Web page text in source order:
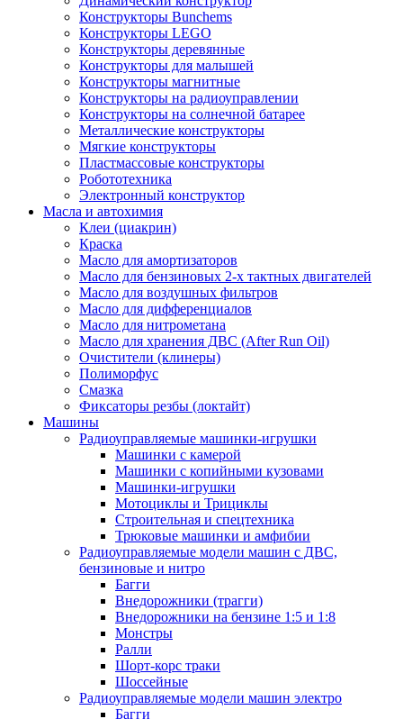
Конструкторы Bunchems
Конструкторы LEGO
Конструкторы деревянные
Конструкторы для малышей
Конструкторы магнитные
Конструкторы на радиоуправлении
Конструкторы на солнечной батарее
Металлические конструкторы
Мягкие конструкторы
Пластмассовые конструкторы
Робототехника
Электронный конструктор
Масла и автохимия
Клеи (циакрин)
Краска
Масло для амортизаторов
Масло для бензиновых 2-х тактных двигателей
Масло для воздушных фильтров
Масло для дифференциалов
Масло для нитрометана
Масло для хранения ДВС (After Run Oil)
Очистители (клинеры)
Полиморфус
Смазка
Фиксаторы резбы (локтайт)
Машины
Радиоуправляемые машинки-игрушки
Машинки с камерой
Машинки с копийными кузовами
Машинки-игрушки
Мотоциклы и Трициклы
Строительная и спецтехника
Трюковые машинки и амфибии
Радиоуправляемые модели машин с ДВС,
бензиновые и нитро
Багги
Внедорожники (трагги)
Внедорожники на бензине 1:5 и 1:8
Монстры
Ралли
Шорт-корс траки
Шоссейные
Радиоуправляемые модели машин электро
Багги